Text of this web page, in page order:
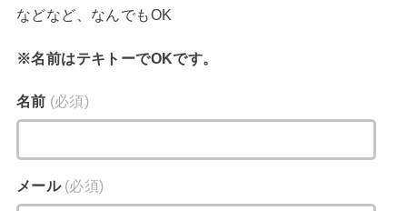
などなど、なんでもOK
※名前はテキトーでOKです。
名前 (必須)
メール (必須)